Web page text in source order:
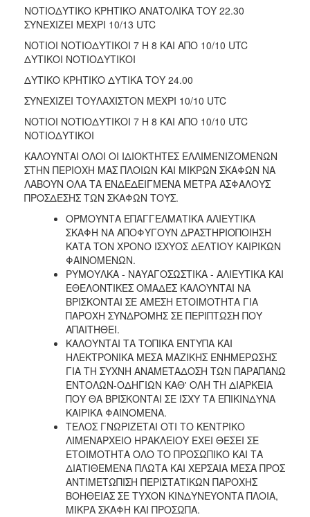
ΝΟΤΙΟΔΥΤΙΚΟ ΚΡΗΤΙΚΟ ΑΝΑΤΟΛΙΚΑ ΤΟΥ 22.30
ΣΥΝΕΧΙΖΕΙ ΜΕΧΡΙ 10/13 UTC
ΝΟΤΙΟΙ ΝΟΤΙΟΔΥΤΙΚΟΙ 7 Η 8 ΚΑΙ ΑΠΟ 10/10 UTC
ΔΥΤΙΚΟΙ ΝΟΤΙΟΔΥΤΙΚΟΙ
ΔΥΤΙΚΟ ΚΡΗΤΙΚΟ ΔΥΤΙΚΑ ΤΟΥ 24.00
ΣΥΝΕΧΙΖΕΙ ΤΟΥΛΑΧΙΣΤΟΝ ΜΕΧΡΙ 10/10 UTC
ΝΟΤΙΟΙ ΝΟΤΙΟΔΥΤΙΚΟΙ 7 Η 8 ΚΑΙ ΑΠΟ 10/10 UTC
ΝΟΤΙΟΔΥΤΙΚΟΙ
ΚΑΛΟΥΝΤΑΙ ΟΛΟΙ ΟΙ ΙΔΙΟΚΤΗΤΕΣ ΕΛΛΙΜΕΝΙΖΟΜΕΝΩΝ
ΣΤΗΝ ΠΕΡΙΟΧΗ ΜΑΣ ΠΛΟΙΩΝ ΚΑΙ ΜΙΚΡΩΝ ΣΚΑΦΩΝ ΝΑ
ΛΑΒΟΥΝ ΟΛΑ ΤΑ ΕΝΔΕΔΕΙΓΜΕΝΑ ΜΕΤΡΑ ΑΣΦΑΛΟΥΣ
ΠΡΟΣΔΕΣΗΣ ΤΩΝ ΣΚΑΦΩΝ ΤΟΥΣ.
ΟΡΜΟΥΝΤΑ ΕΠΑΓΓΕΛΜΑΤΙΚΑ ΑΛΙΕΥΤΙΚΑ
ΣΚΑΦΗ ΝΑ ΑΠΟΦΥΓΟΥΝ ΔΡΑΣΤΗΡΙΟΠΟΙΗΣΗ
ΚΑΤΑ ΤΟΝ ΧΡΟΝΟ ΙΣΧΥΟΣ ΔΕΛΤΙΟΥ ΚΑΙΡΙΚΩΝ
ΦΑΙΝΟΜΕΝΩΝ.
ΡΥΜΟΥΛΚΑ - ΝΑΥΑΓΟΣΩΣΤΙΚΑ - ΑΛΙΕΥΤΙΚΑ ΚΑΙ
ΕΘΕΛΟΝΤΙΚΕΣ ΟΜΑΔΕΣ ΚΑΛΟΥΝΤΑΙ ΝΑ
ΒΡΙΣΚΟΝΤΑΙ ΣΕ ΑΜΕΣΗ ΕΤΟΙΜΟΤΗΤΑ ΓΙΑ
ΠΑΡΟΧΗ ΣΥΝΔΡΟΜΗΣ ΣΕ ΠΕΡΙΠΤΩΣΗ ΠΟΥ
ΑΠΑΙΤΗΘΕΙ.
ΚΑΛΟΥΝΤΑΙ ΤΑ ΤΟΠΙΚΑ ΕΝΤΥΠΑ ΚΑΙ
ΗΛΕΚΤΡΟΝΙΚΑ ΜΕΣΑ ΜΑΖΙΚΗΣ ΕΝΗΜΕΡΩΣΗΣ
ΓΙΑ ΤΗ ΣΥΧΝΗ ΑΝΑΜΕΤΑΔΟΣΗ ΤΩΝ ΠΑΡΑΠΑΝΩ
ΕΝΤΟΛΩΝ-ΟΔΗΓΙΩΝ ΚΑΘ' ΟΛΗ ΤΗ ΔΙΑΡΚΕΙΑ
ΠΟΥ ΘΑ ΒΡΙΣΚΟΝΤΑΙ ΣΕ ΙΣΧΥ ΤΑ ΕΠΙΚΙΝΔΥΝΑ
ΚΑΙΡΙΚΑ ΦΑΙΝΟΜΕΝΑ.
ΤΕΛΟΣ ΓΝΩΡΙΖΕΤΑΙ ΟΤΙ ΤΟ ΚΕΝΤΡΙΚΟ
ΛΙΜΕΝΑΡΧΕΙΟ ΗΡΑΚΛΕΙΟΥ ΕΧΕΙ ΘΕΣΕΙ ΣΕ
ΕΤΟΙΜΟΤΗΤΑ ΟΛΟ ΤΟ ΠΡΟΣΩΠΙΚΟ ΚΑΙ ΤΑ
ΔΙΑΤΙΘΕΜΕΝΑ ΠΛΩΤΑ ΚΑΙ ΧΕΡΣΑΙΑ ΜΕΣΑ ΠΡΟΣ
ΑΝΤΙΜΕΤΩΠΙΣΗ ΠΕΡΙΣΤΑΤΙΚΩΝ ΠΑΡΟΧΗΣ
ΒΟΗΘΕΙΑΣ ΣΕ ΤΥΧΟΝ ΚΙΝΔΥΝΕΥΟΝΤΑ ΠΛΟΙΑ,
ΜΙΚΡΑ ΣΚΑΦΗ ΚΑΙ ΠΡΟΣΩΠΑ.